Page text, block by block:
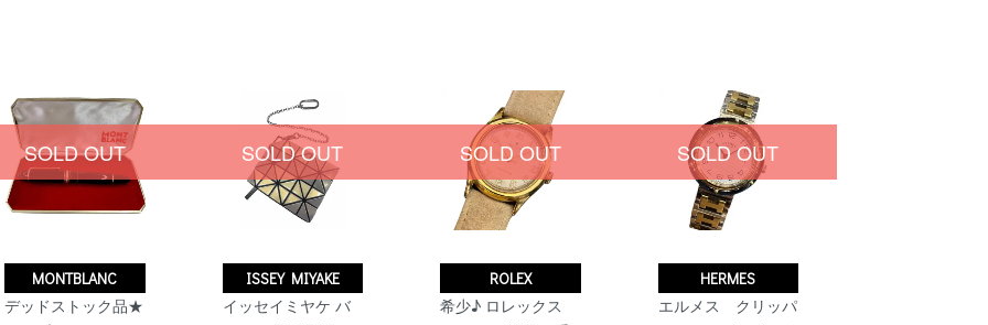
MONTBLANC
デッドストック品★
SOLD OUT
ISSEY MIYAKE
イッセイミヤケ バ
SOLD OUT
ROLEX
希少♪ ロレックス
SOLD OUT
HERMES
エルメス クリッパ
SOLD OUT